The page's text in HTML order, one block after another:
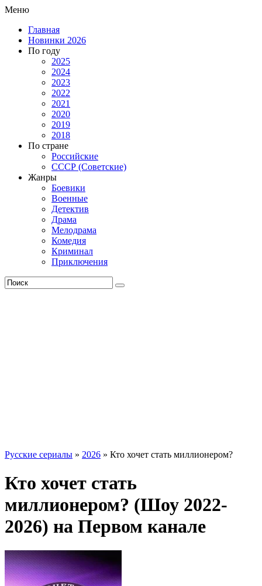
Меню
Главная
Новинки 2026
По году
2025
2024
2023
2022
2021
2020
2019
2018
По стране
Российские
СССР (Советские)
Жанры
Боевики
Военные
Детектив
Драма
Мелодрама
Комедия
Криминал
Приключения
Русские сериалы » 2026 » Кто хочет стать миллионером?
Кто хочет стать
миллионером? (Шоу 2022-
2026) на Первом канале